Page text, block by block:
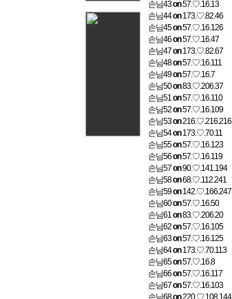
손님43on57.♡.16.13
손님44on 173.♡.82.46
손님45on57.♡.16.126
손님46on57.♡.16.47
손님47on 173.♡.82.67
손님48on57.♡.16.111
손님49on57.♡.16.7
손님50on83.♡.206.37
손님51on57.♡.16.110
손님52on57.♡.16.109
손님53on216.♡.216.216
손님54on 173.♡.70.11
손님55on57.♡.16.123
손님56on57.♡.16.119
손님57on90.♡.141.194
손님58on68.♡.112.241
손님59on 142.♡.166.247
손님60on57.♡.16.50
손님61on83.♡.206.20
손님62on57.♡.16.105
손님63on57.♡.16.125
손님64on 173.♡.70.113
손님65on57.♡.16.8
손님66on57.♡.16.117
손님67on57.♡.16.103
손님68on220.♡.108.144